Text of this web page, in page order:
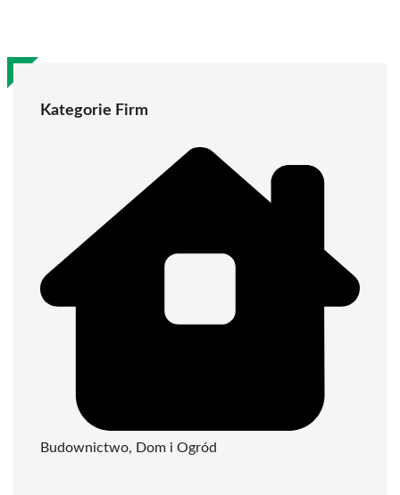
Kategorie Firm
Budownictwo, Dom i Ogród